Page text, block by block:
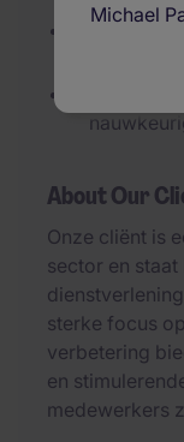
Michael
Je komt
About Our
Onze cliënt is
sector en
sterke focus
verbetering
en
medewerkers